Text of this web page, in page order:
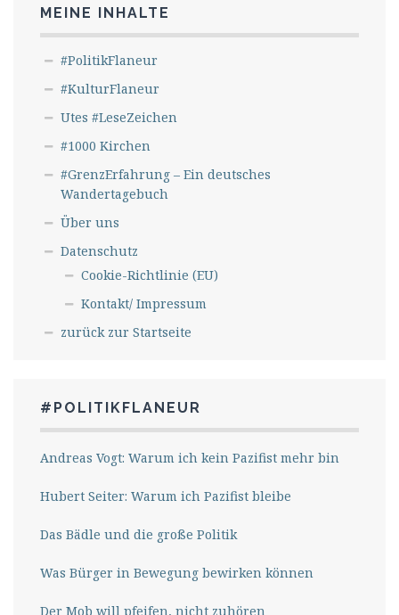
MEINE INHALTE
#PolitikFlaneur
#KulturFlaneur
Utes #LeseZeichen
#1000 Kirchen
#GrenzErfahrung – Ein deutsches
Wandertagebuch
Über uns
Datenschutz
Cookie-Richtlinie (EU)
Kontakt/ Impressum
zurück zur Startseite
#POLITIKFLANEUR
Andreas Vogt: Warum ich kein Pazifist mehr bin
Hubert Seiter: Warum ich Pazifist bleibe
Das Bädle und die große Politik
Was Bürger in Bewegung bewirken können
Der Mob will pfeifen, nicht zuhören